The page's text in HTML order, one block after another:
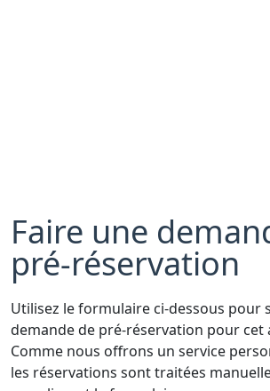
Faire une
pré-réservation
Utilisez le formulaire ci-dessous pour
demande de pré-réservation pour cet
Comme nous offrons un service
les réservations sont traitées